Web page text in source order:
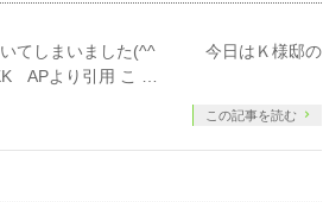
いてしまいました(^^ゞ 今日はＫ様邸の
APより引用 こ …
この記事を読む